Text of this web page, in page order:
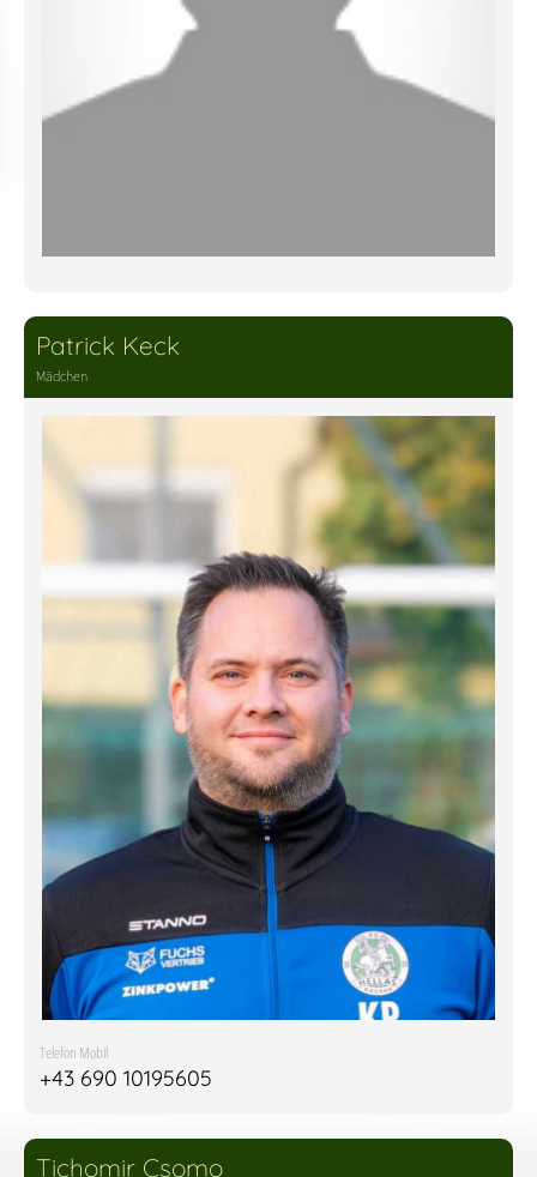
Patrick Keck
Mädchen
Telefon Mobil
+43 690 10195605
Tichomir Csomo